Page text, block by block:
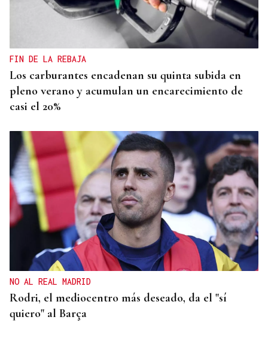
FIN DE LA REBAJA
Los carburantes encadenan su quinta subida en
pleno verano y acumulan un encarecimiento de
casi el 20%
NO AL REAL MADRID
Rodri, el mediocentro más deseado, da el "sí
quiero" al Barça